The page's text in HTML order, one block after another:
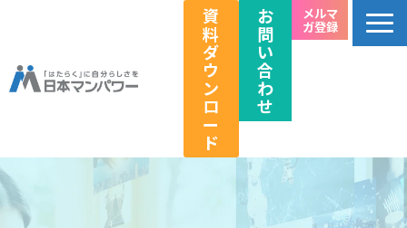
資
料
ダ
ウ
ン
ロ
ー
ド
お
問
い
合
わ
せ
メルマ
ガ登録
個人のお客様向け
法人のお客様向け